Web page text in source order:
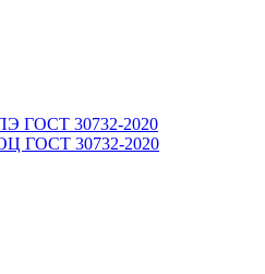
ГОСТ 30732-2020
ГОСТ 30732-2020